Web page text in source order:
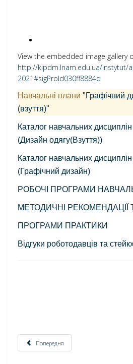
View the embedded image gallery
http://kipdm.lnam.edu.ua/instytut/
2021#sigProId030ff8884d
Навчальні плани "Графічний
(взуття)"
Каталог навчальних
(Дизайн одягу(Взуття))
Каталог навчальних
(Графічний дизайн)
РОБОЧІ ПРОГРАМИ
МЕТОДИЧНІ РЕКОМЕНДАЦІЇ
ПРОГРАМИ ПРАКТИКИ
Відгуки роботодавців та
Попередня